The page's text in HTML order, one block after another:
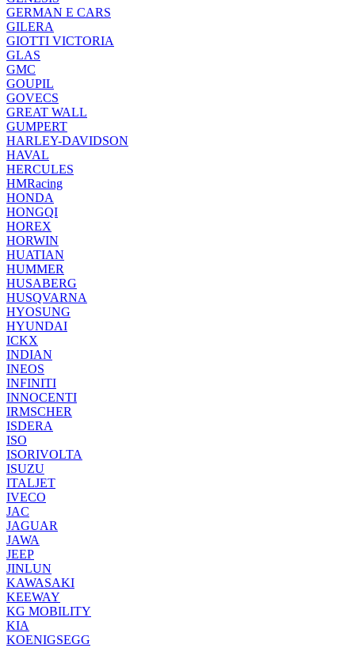
GERMAN E CARS
GILERA
GIOTTI VICTORIA
GLAS
GMC
GOUPIL
GOVECS
GREAT WALL
GUMPERT
HARLEY-DAVIDSON
HAVAL
HERCULES
HMRacing
HONDA
HONGQI
HOREX
HORWIN
HUATIAN
HUMMER
HUSABERG
HUSQVARNA
HYOSUNG
HYUNDAI
ICKX
INDIAN
INEOS
INFINITI
INNOCENTI
IRMSCHER
ISDERA
ISO
ISORIVOLTA
ISUZU
ITALJET
IVECO
JAC
JAGUAR
JAWA
JEEP
JINLUN
KAWASAKI
KEEWAY
KG MOBILITY
KIA
KOENIGSEGG